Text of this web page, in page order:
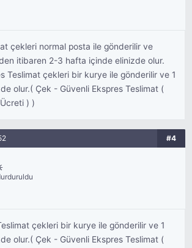
çekleri normal posta ile gönderilir ve
itibaren 2-3 hafta içinde elinizde olur.
Teslimat çekleri bir kurye ile gönderilir ve 1
olur.( Çek - Güvenli Ekspres Teslimat (
) )
#4
çekleri bir kurye ile gönderilir ve 1
olur.( Çek - Güvenli Ekspres Teslimat (